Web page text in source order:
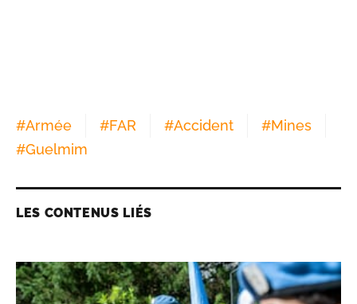
#Armée #FAR #Accident #Mines
#Guelmim
LES CONTENUS LIÉS